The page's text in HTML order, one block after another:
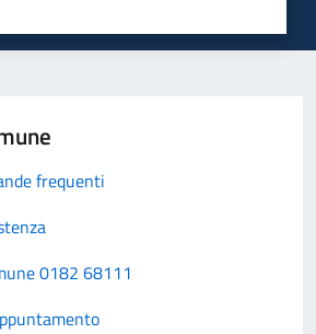
frequenti
0182 68111